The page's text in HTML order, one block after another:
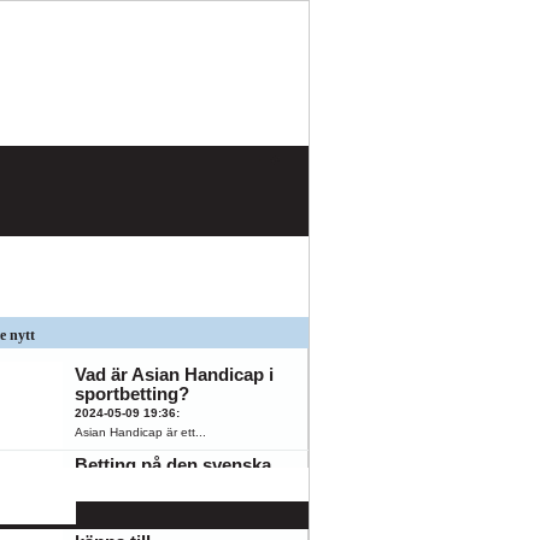
nytt
Vad är Asian Handicap i
sportbetting?
2024-05-09 19:36:
Asian Handicap är ett...
Betting på den svenska
populära
oddsmarknader du bör